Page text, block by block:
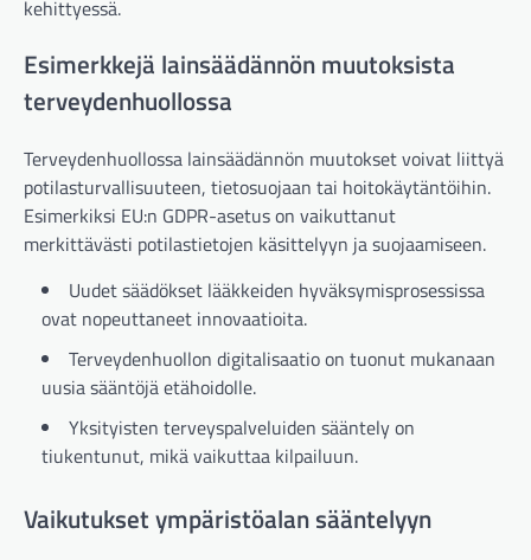
kehittyessä.
Esimerkkejä lainsäädännön muutoksista
terveydenhuollossa
Terveydenhuollossa lainsäädännön muutokset voivat liittyä
potilasturvallisuuteen, tietosuojaan tai hoitokäytäntöihin.
Esimerkiksi EU:n GDPR-asetus on vaikuttanut
merkittävästi potilastietojen käsittelyyn ja suojaamiseen.
Uudet säädökset lääkkeiden hyväksymisprosessissa
ovat nopeuttaneet innovaatioita.
Terveydenhuollon digitalisaatio on tuonut mukanaan
uusia sääntöjä etähoidolle.
Yksityisten terveyspalveluiden sääntely on
tiukentunut, mikä vaikuttaa kilpailuun.
Vaikutukset ympäristöalan sääntelyyn